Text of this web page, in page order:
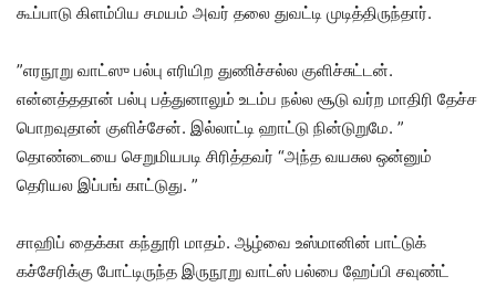
கூப்பாடு கிளம்பிய சமயம் அவர் தலை துவட்டி முடித்திருந்தார்.
”எரநூறு வாட்ஸு பல்பு எரியிற துணிச்சல்ல குளிச்சுட்டன்.
என்னத்ததான் பல்பு பத்துனாலும் உடம்ப நல்ல சூடு வர்ற மாதிரி தேச்ச
பொறவுதான் குளிச்சேன். இல்லாட்டி ஹாட்டு நின்டுறுமே. ”
தொண்டையை செறுமியபடி சிரித்தவர் “அந்த வயசுல ஒன்னும்
தெரியல இப்பங் காட்டுது. ”
சாஹிப் தைக்கா கந்தூரி மாதம். ஆழ்வை உஸ்மானின் பாட்டுக்
கச்சேரிக்கு போட்டிருந்த இருநூறு வாட்ஸ் பல்பை ஹேப்பி சவுண்ட்